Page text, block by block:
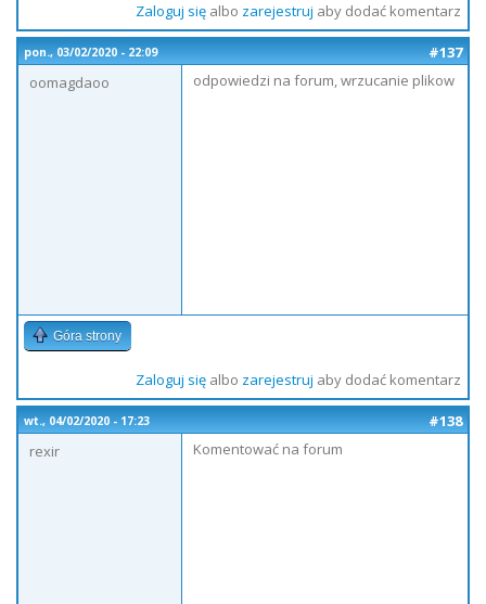
Zaloguj sięalbo zarejestruj aby dodać komentarz
pon., 03/02/2020 - 22:09
#137
oomagdaoo
odpowiedzi na forum, wrzucanie plikow
Góra strony
Zaloguj sięalbo zarejestruj aby dodać komentarz
wt., 04/02/2020 - 17:23
#138
rexir
Komentować na forum